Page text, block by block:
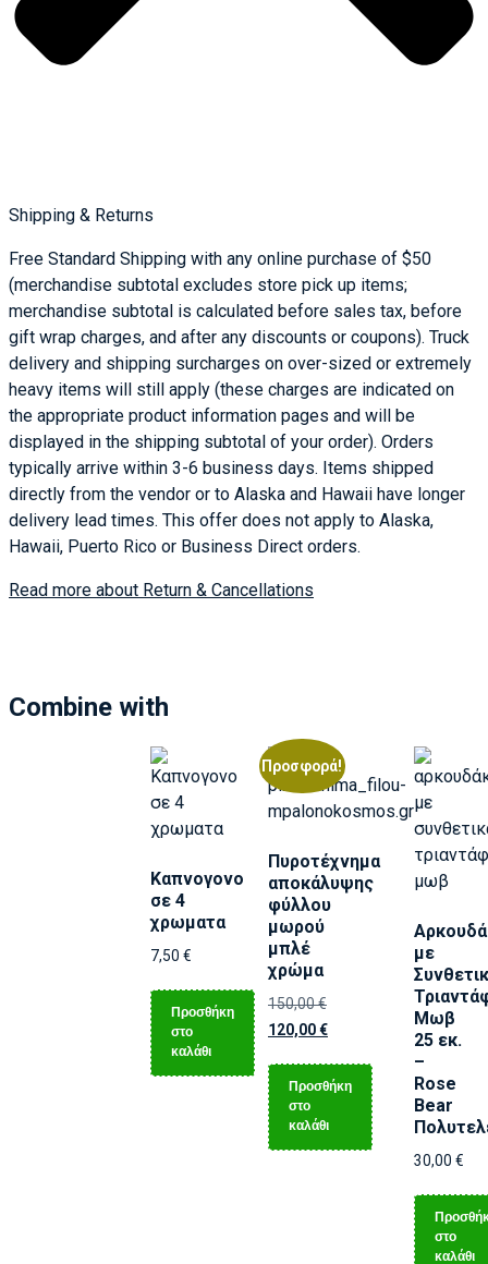
Shipping & Returns
Free Standard Shipping with any online purchase of $50
(merchandise subtotal excludes store pick up items;
merchandise subtotal is calculated before sales tax, before
gift wrap charges, and after any discounts or coupons). Truck
delivery and shipping surcharges on over-sized or extremely
heavy items will still apply (these charges are indicated on
the appropriate product information pages and will be
displayed in the shipping subtotal of your order). Orders
typically arrive within 3-6 business days. Items shipped
directly from the vendor or to Alaska and Hawaii have longer
delivery lead times. This offer does not apply to Alaska,
Hawaii, Puerto Rico or Business Direct orders.
Read more about Return & Cancellations
Combine with
Καπνογονο
σε 4
χρωματα
7,50 €
Προσθήκη
στο
καλάθι
Προσφορά!
Πυροτέχνημα
αποκάλυψης
φύλλου
μωρού
μπλέ
χρώμα
150,00€
120,00€
Προσθήκη
στο
καλάθι
με
Μωβ
25 εκ.
–
Rose
Bear
30,00 €
στο
καλάθι